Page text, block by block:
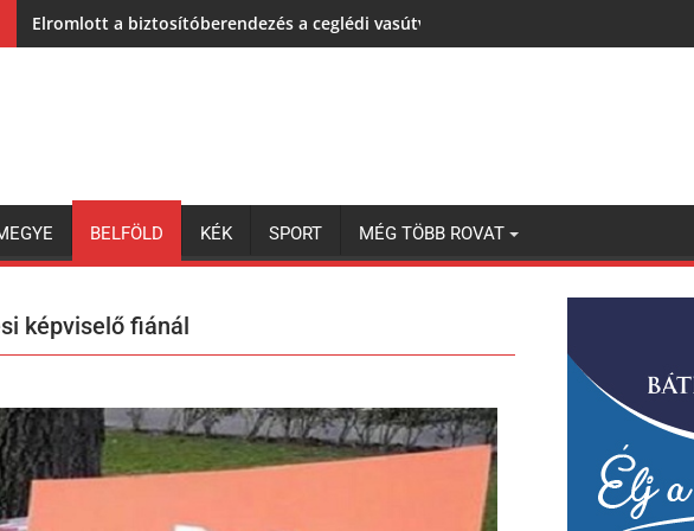
Elromlott a biztosítóberendezés a ceglédi vasútvonalon, alapos késések
BELFÖLD KÉK SPORT MÉG TÖBB ROVAT
képviselő fiánál